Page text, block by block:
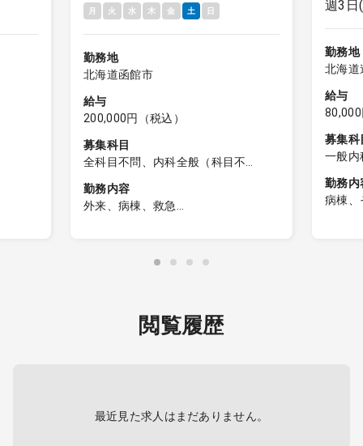
月 火 水 木 金 土 日
勤務地
北海道函館市
給与
200,000円（税込）
募集科目
全科目不問、内科全般（科目不
問）、一般外科
勤務内容
外来、病棟、救急
週3日
勤務地
北海道
給与
募集科
一般内
勤務内
病棟、
閲覧履歴
最近見た求人はまだありません。